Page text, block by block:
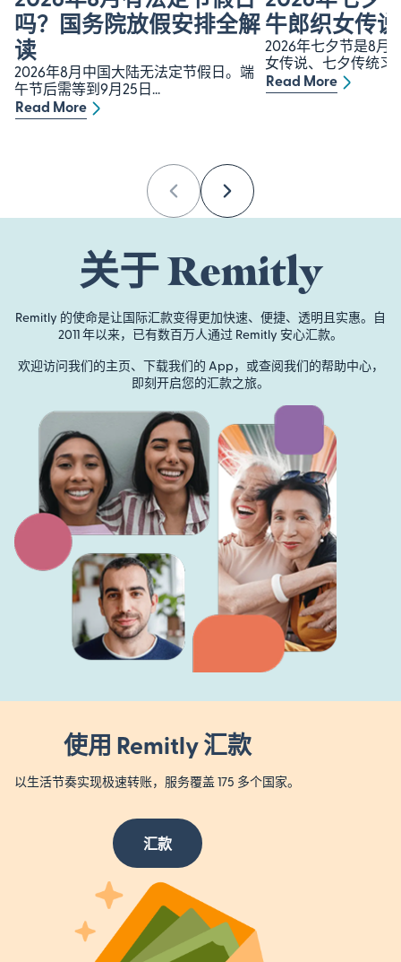
吗？国务院放假安排全解
读
2026年8月中国大陆无法定节假日。端
午节后需等到9月25日...
Read More
牛郎织女传
2026年七夕节是8月
女传说、七夕传统习
Read More
Previous Next
关于 Remitly
Remitly 的使命是让国际汇款变得更加快速、便捷、透明且实惠。自
2011 年以来，已有数百万人通过 Remitly 安心汇款。
欢迎访问我们的主页、下载我们的 App，或查阅我们的帮助中心，
即刻开启您的汇款之旅。
使用 Remitly 汇款
以生活节奏实现极速转账，服务覆盖 175 多个国家。
汇款